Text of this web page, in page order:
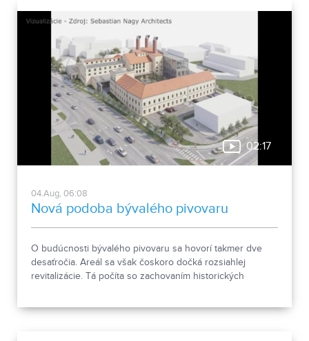
02:17
04.Aug, 06:08
Nová podoba bývalého pivovaru
O budúcnosti bývalého pivovaru sa hovorí takmer dve
desaťročia. Areál sa však čoskoro dočká rozsiahlej
revitalizácie. Tá počíta so zachovaním historických